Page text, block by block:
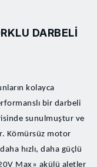
DARBELI
kolayca
bir darbeli
sunulmuştur ve
Kömürsüz motor
hızlı, daha güçlü
Max» akülü aletler